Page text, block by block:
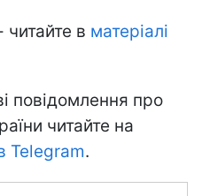
в матеріалі
повідомлення про
читайте на
Telegram.